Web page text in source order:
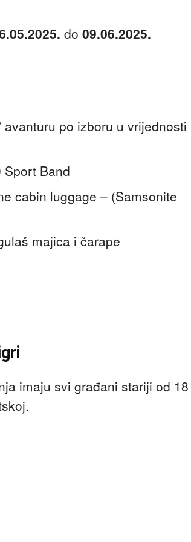
do 09.06.2025.
po izboru u vrijednosti
Band
cabin luggage – (Samsonite
majica i čarape
imaju svi građani stariji od 18